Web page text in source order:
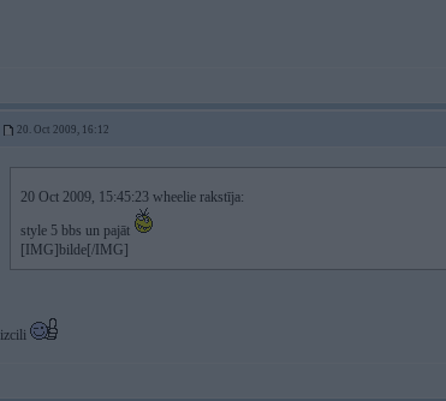
20. Oct 2009, 16:12
20 Oct 2009, 15:45:23 wheelie rakstīja:
style 5 bbs un pajāt
[IMG]bilde[/IMG]
izcili